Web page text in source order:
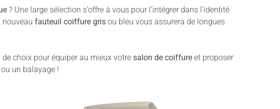
? Une large sélection s’offre à vous pour l’intégrer dans l’identité
nouveau fauteuil coiffure gris ou bleu vous assurera de longues
choix pour équiper au mieux votre salon de coiffure et proposer
un balayage !